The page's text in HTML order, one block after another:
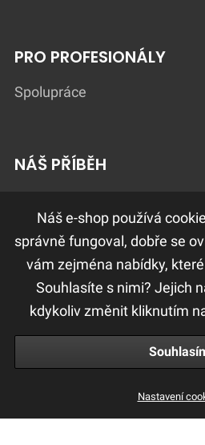
PRO PROFESIONÁLY
Spolupráce
NÁŠ PŘÍBĚH
DŮLEŽITÉ ODKAZY
Ochrana osobních údajů
Obchodní a reklamační
Náš e-shop používá
správně fungoval, dobře se
vám zejména nabídky,
Souhlasíte s nimi? Jejich
kdykoliv změnit kliknutím
Nastavení